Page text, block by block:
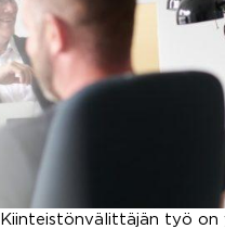
Kiinteistönvälittäjän työ on